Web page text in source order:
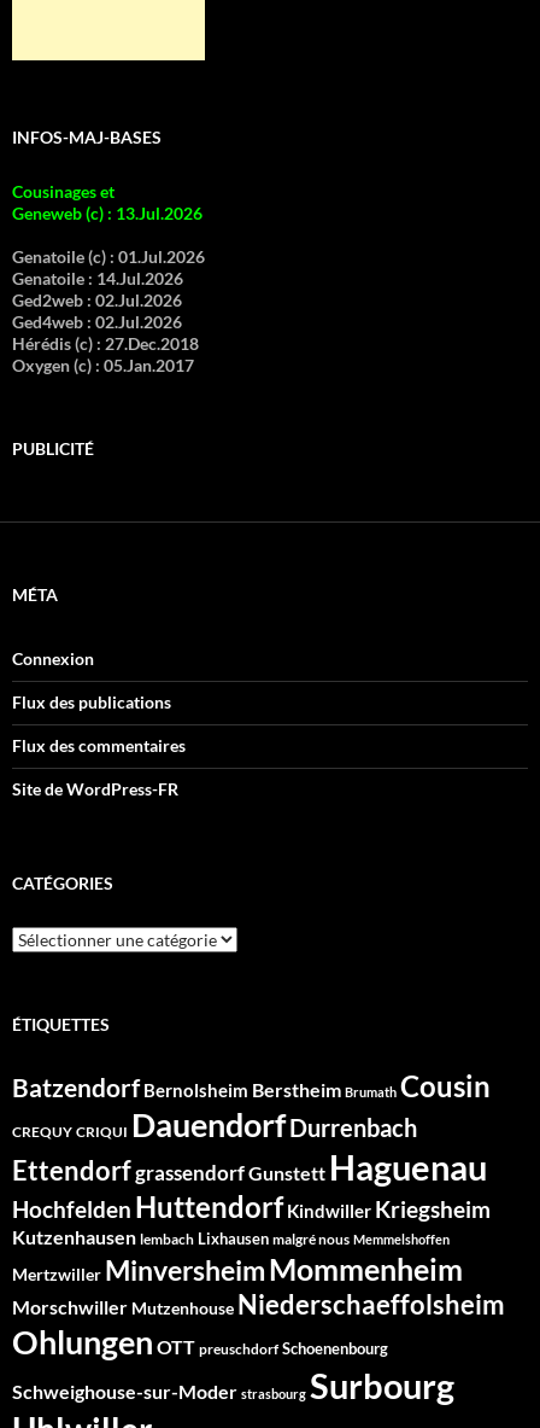
INFOS-MAJ-BASES
Cousinages et
Geneweb (c) : 13.Jul.2026
Genatoile (c) : 01.Jul.2026
Genatoile : 14.Jul.2026
Ged2web : 02.Jul.2026
Ged4web : 02.Jul.2026
Hérédis (c) : 27.Dec.2018
Oxygen (c) : 05.Jan.2017
PUBLICITÉ
MÉTA
Connexion
Flux des publications
Flux des commentaires
Site de WordPress-FR
CATÉGORIES
Catégories
ÉTIQUETTES
Batzendorf Bernolsheim Berstheim Brumath Cousin
CREQUY CRIQUI DauendorfDurrenbach
EttendorfgrassendorfGunstett Haguenau
Hochfelden Huttendorf Kindwiller Kriegsheim
Kutzenhausen lembach Lixhausen malgré nous Memmelshoffen
Mertzwiller MinversheimMommenheim
Morschwiller Mutzenhouse Niederschaeffolsheim
Ohlungen OTT preuschdorf Schoenenbourg
Schweighouse-sur-Moder strasbourg Surbourg